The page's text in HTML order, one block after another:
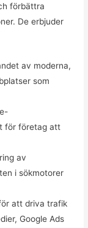
förbättra
De erbjuder
av moderna,
som
för företag att
av
i sökmotorer
att driva trafik
Google Ads